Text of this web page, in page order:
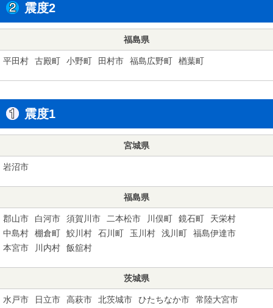
震度2
福島県
平田村 古殿町 小野町 田村市 福島広野町 楢葉町
震度1
宮城県
岩沼市
福島県
郡山市 白河市 須賀川市 二本松市 川俣町 鏡石町
天栄村
中島村
棚倉町 鮫川村 石川町 玉川村 浅川町
福島伊達市
本宮市
川内村 飯舘村
茨城県
水戸市 日立市 高萩市 北茨城市 ひたちなか市
常陸大宮市